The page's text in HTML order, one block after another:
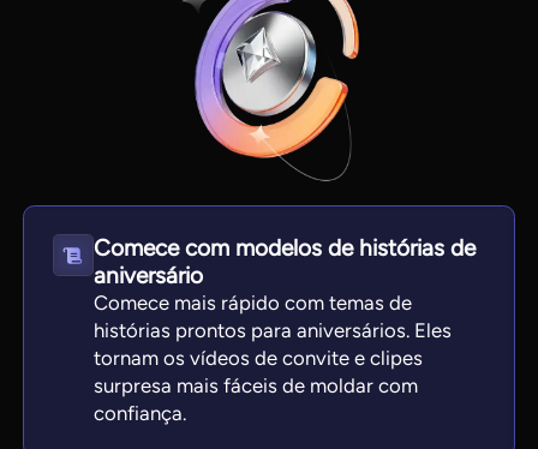
View all tools
Comece com modelos de histórias de
aniversário
Comece mais rápido com temas de
histórias prontos para aniversários. Eles
tornam os vídeos de convite e clipes
surpresa mais fáceis de moldar com
confiança.